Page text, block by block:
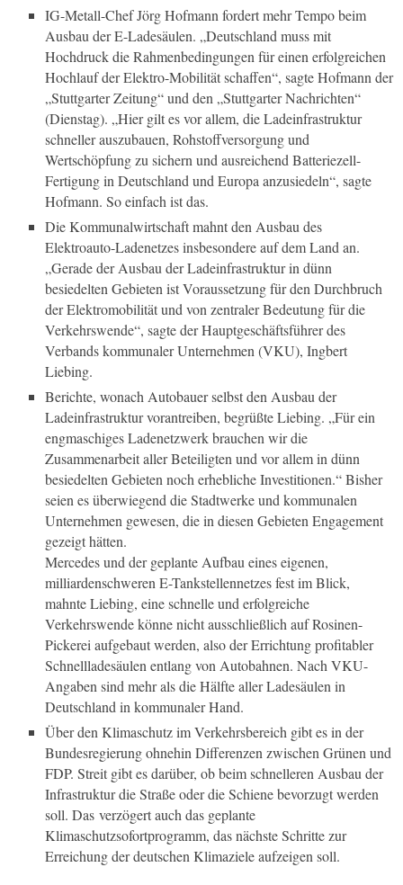
IG-Metall-Chef Jörg Hofmann fordert mehr Tempo beim
Ausbau der E-Ladesäulen. „Deutschland muss mit
Hochdruck die Rahmenbedingungen für einen erfolgreichen
Hochlauf der Elektro-Mobilität schaffen“, sagte Hofmann der
„Stuttgarter Zeitung“ und den „Stuttgarter Nachrichten“
(Dienstag). „Hier gilt es vor allem, die Ladeinfrastruktur
schneller auszubauen, Rohstoffversorgung und
Wertschöpfung zu sichern und ausreichend Batteriezell-
Fertigung in Deutschland und Europa anzusiedeln“, sagte
Hofmann. So einfach ist das.
Die Kommunalwirtschaft mahnt den Ausbau des
Elektroauto-Ladenetzes insbesondere auf dem Land an.
„Gerade der Ausbau der Ladeinfrastruktur in dünn
besiedelten Gebieten ist Voraussetzung für den Durchbruch
der Elektromobilität und von zentraler Bedeutung für die
Verkehrswende“, sagte der Hauptgeschäftsführer des
Verbands kommunaler Unternehmen (VKU), Ingbert
Liebing.
Berichte, wonach Autobauer selbst den Ausbau der
Ladeinfrastruktur vorantreiben, begrüßte Liebing. „Für ein
engmaschiges Ladenetzwerk brauchen wir die
Zusammenarbeit aller Beteiligten und vor allem in dünn
besiedelten Gebieten noch erhebliche Investitionen.“ Bisher
seien es überwiegend die Stadtwerke und kommunalen
Unternehmen gewesen, die in diesen Gebieten Engagement
gezeigt hätten.
Mercedes und der geplante Aufbau eines eigenen,
milliardenschweren E-Tankstellennetzes fest im Blick,
mahnte Liebing, eine schnelle und erfolgreiche
Verkehrswende könne nicht ausschließlich auf Rosinen-
Pickerei aufgebaut werden, also der Errichtung profitabler
Schnellladesäulen entlang von Autobahnen. Nach VKU-
Angaben sind mehr als die Hälfte aller Ladesäulen in
Deutschland in kommunaler Hand.
Über den Klimaschutz im Verkehrsbereich gibt es in der
Bundesregierung ohnehin Differenzen zwischen Grünen und
FDP. Streit gibt es darüber, ob beim schnelleren Ausbau der
Infrastruktur die Straße oder die Schiene bevorzugt werden
soll. Das verzögert auch das geplante
Klimaschutzsofortprogramm, das nächste Schritte zur
Erreichung der deutschen Klimaziele aufzeigen soll.